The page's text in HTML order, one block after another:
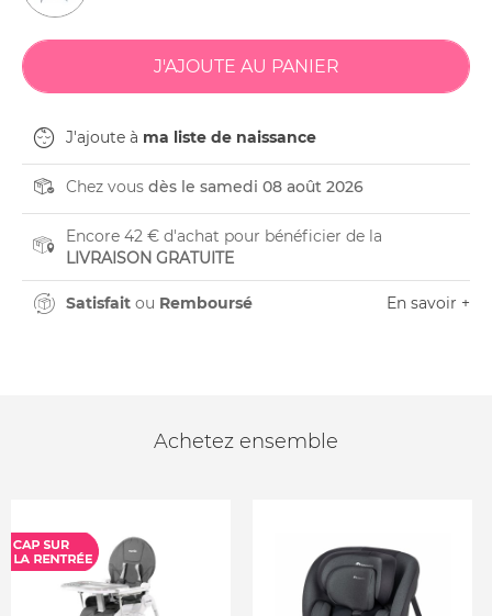
J'ajoute à ma liste de naissance
Chez vous dès le samedi 08 août 2026
Encore 42 € d'achat pour bénéficier de la
LIVRAISON GRATUITE
Satisfait ou Remboursé En savoir +
Achetez ensemble